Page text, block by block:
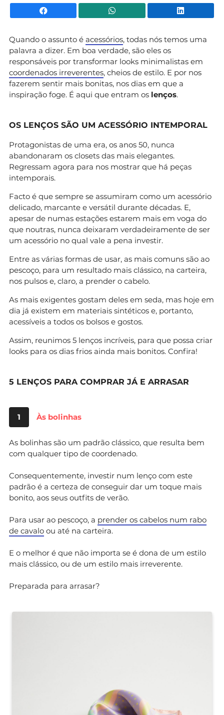
Facebook WhatsApp
Quando o assunto é acessórios, todas nós temos uma
palavra a dizer. Em boa verdade, são eles os
responsáveis por transformar looks minimalistas em
coordenados irreverentes, cheios de estilo. E por nos
fazerem sentir mais bonitas, nos dias em que a
inspiração foge. É aqui que entram os lenços.
OS LENÇOS SÃO UM ACESSÓRIO INTEMPORAL
Protagonistas de uma era, os anos 50, nunca
abandonaram os closets das mais elegantes.
Regressam agora para nos mostrar que há peças
intemporais.
Facto é que sempre se assumiram como um acessório
delicado, marcante e versátil durante décadas. E,
apesar de numas estações estarem mais em voga do
que noutras, nunca deixaram verdadeiramente de ser
um acessório no qual vale a pena investir.
Entre as várias formas de usar, as mais comuns são ao
pescoço, para um resultado mais clássico, na carteira,
nos pulsos e, claro, a prender o cabelo.
As mais exigentes gostam deles em seda, mas hoje em
dia já existem em materiais sintéticos e, portanto,
acessíveis a todos os bolsos e gostos.
Assim, reunimos 5 lenços incríveis, para que possa criar
looks para os dias frios ainda mais bonitos. Confira!
5 LENÇOS PARA COMPRAR JÁ E ARRASAR
1 Às bolinhas
As bolinhas são um padrão clássico, que resulta bem
com qualquer tipo de coordenado.
Consequentemente, investir num lenço com este
padrão é a certeza de conseguir dar um toque mais
bonito, aos seus outfits de verão.
Para usar ao pescoço, a prender os cabelos num rabo
de cavalo ou até na carteira.
E o melhor é que não importa se é dona de um estilo
mais clássico, ou de um estilo mais irreverente.
Preparada para arrasar?